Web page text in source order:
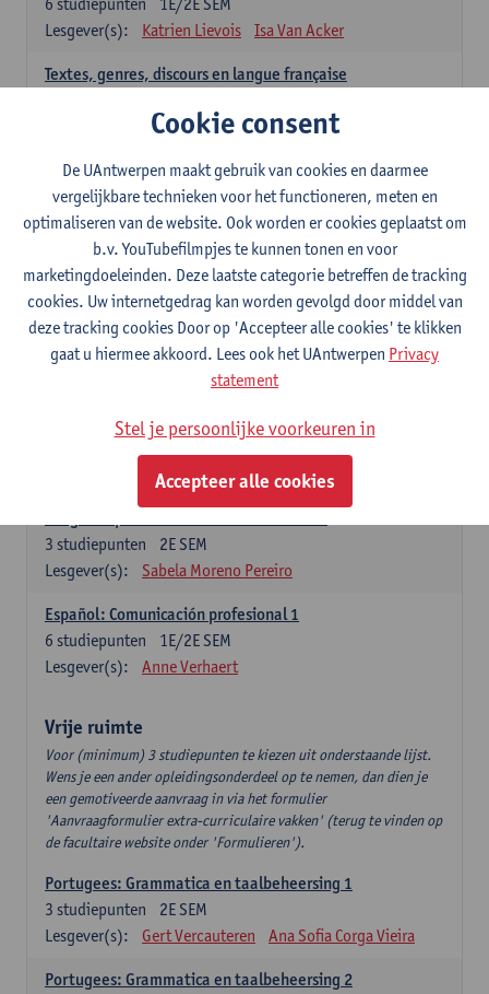
Lesgever(s):
Katrien Lievois Isa Van Acker
Textes, genres, discours en langue française
Kris Peeters
Spaans: verplichte opleidingsonderdelen
Gramática española 1
1E SEM
studiepunten
Lesgever(s):
Anne Verhaert
Gramática española 2
2E SEM
3studiepunten
Anne Verhaert
Lengua española: Destrezas básicas
Sabela Moreno Pereiro
2E SEM
3 studiepunten
Lesgever(s):
Sabela Moreno Pereiro
Español: Comunicación profesional 1
1E/2E SEM
6 studiepunten
Lesgever(s):
Anne Verhaert
Vrije ruimte
Voor (minimum) 3 studiepunten te kiezen uit onderstaande lijst.
Wens je een ander opleidingsonderdeel op te nemen, dan dien je
een gemotiveerde aanvraag in via het formulier
'Aanvraagformulier extra-curriculaire vakken' (terug te vinden op
de facultaire website onder 'Formulieren').
Portugees: Grammatica en taalbeheersing 1
2E SEM
3 studiepunten
Lesgever(s):
Gert Vercauteren Ana Sofia Corga Vieira
Portugees: Grammatica en taalbeheersing 2
Cookie consent
De UAntwerpen maakt gebruik van cookies en daarmee
vergelijkbare technieken voor het functioneren, meten en
optimaliseren van de website. Ook worden er cookies geplaatst om
b.v. YouTubefilmpjes te kunnen tonen en voor
marketingdoeleinden. Deze laatste categorie betreffen de tracking
cookies. Uw internetgedrag kan worden gevolgd door middel van
deze tracking cookies Door op 'Accepteer alle cookies' te klikken
gaat u hiermee akkoord. Lees ook het UAntwerpen Privacy
statement
Stel je persoonlijke voorkeuren in
Accepteer alle cookies